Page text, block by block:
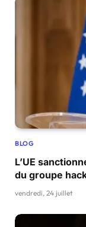
BLOG
L’UE
du groupe
vendredi, 24 juillet